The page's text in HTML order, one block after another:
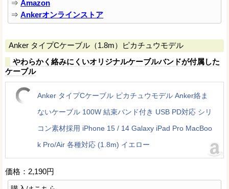
⇒ Amazon
⇒ Ankerオンラインストア
Anker タイプCケーブル（1.8m）ピカチュウモデル
やわらかく絡みにくいオリジナルケーブルバンドが付属した
ケーブル
Anker タイプCケーブル ピカチュウモデル Anker絡ま
ないケーブル 100W 結束バンド付き USB PD対応 シリ
コン素材採用 iPhone 15 / 14 Galaxy iPad Pro MacBoo
k Pro/Air 各種対応 (1.8m) イエロー
価格：2,190円